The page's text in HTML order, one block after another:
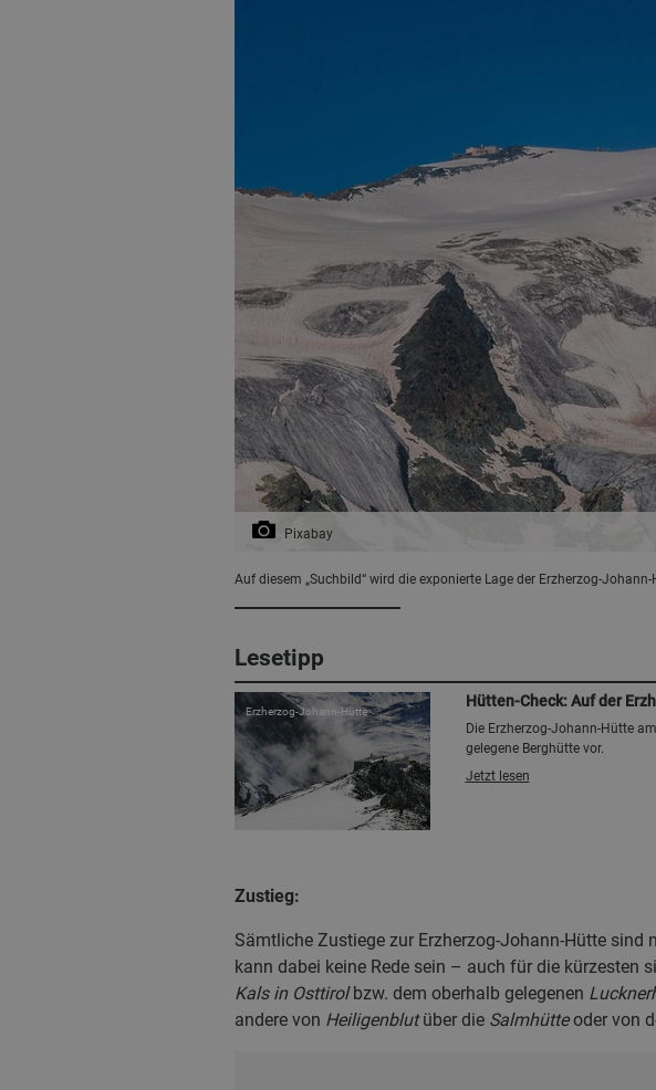
Pixabay
Auf diesem „Suchbild“ wird die exponierte Lage der Erzherzog-
Lesetipp
Erzherzog-Johann-Hütte
Hütten-Check: Auf der
Die Erzherzog-Johann-Hütte
gelegene Berghütte vor.
Jetzt lesen
Zustieg:
Sämtliche Zustiege zur Erzherzog-Johann-Hütte
kann dabei keine Rede sein – auch für die kürzesten
Kals in Osttirolbzw. dem oberhalb gelegenen
andere von Heiligenblutüber die Salmhütteoder von